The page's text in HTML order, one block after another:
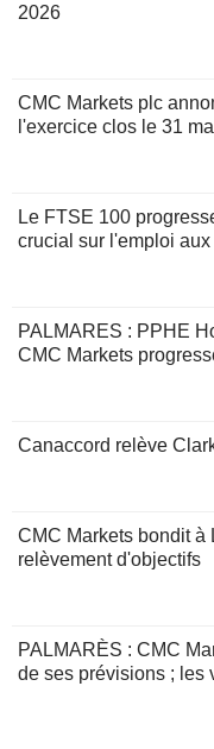
2026
CMC Markets plc
l'exercice clos le 31
Le FTSE 100
crucial sur l'emploi
PALMARES : PPHE
CMC Markets
Canaccord relève
CMC Markets bondit à
relèvement d'objectifs
PALMARÈS : CMC
de ses prévisions ; les